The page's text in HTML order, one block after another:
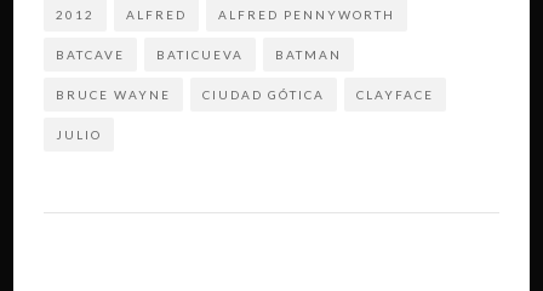
2012 ALFRED ALFRED PENNYWORTH
BATCAVE BATICUEVA BATMAN
BRUCE WAYNE CIUDAD GÓTICA CLAYFACE
JULIO